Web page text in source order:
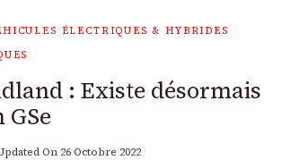
ÉLECTRIQUES & HYBRIDES
: Existe désormais
On 26 Octobre 2022